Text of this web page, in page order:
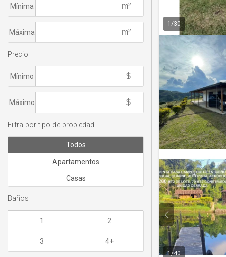
1 /30
1/40
Mínima
Máxima
Precio
Mínimo
Máximo
Filtra por tipo de propiedad
Todos
Apartamentos
Casas
Baños
1 2
3 4+